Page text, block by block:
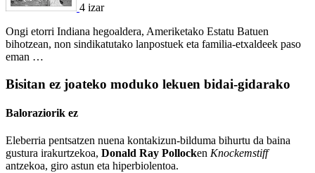
4 izar
Ongi etorri Indiana hegoaldera, Ameriketako Estatu Batuen
bihotzean, non sindikatutako lanpostuek eta familia-etxaldeek paso
eman …
Bisitan ez joateko moduko lekuen bidai-gidarako
Baloraziorik ez
Eleberria pentsatzen nuena kontakizun-bilduma bihurtu da baina
gustura irakurtzekoa, Donald Ray Pollocken Knockemstiff
antzekoa, giro astun eta hiperbiolentoa.